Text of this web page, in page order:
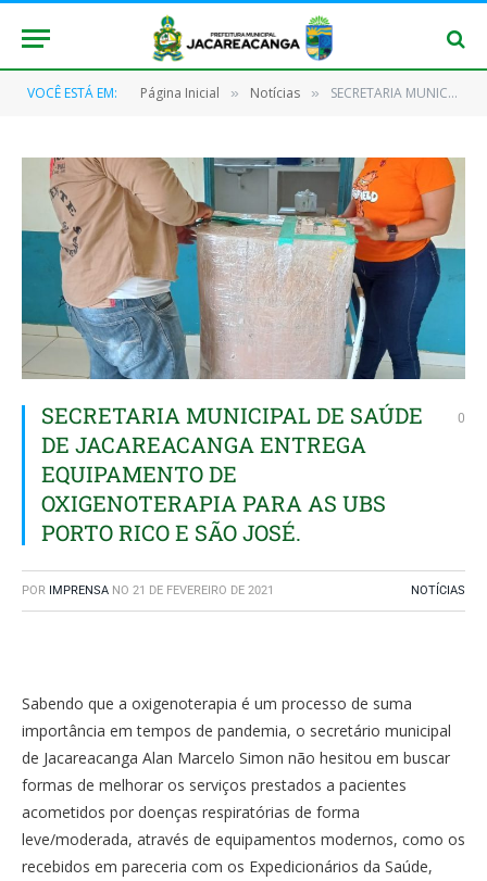
VOCÊ ESTÁ EM: Página Inicial » Notícias » SECRETARIA MUNICIPAL DE SAÚDE DE JACAREACANGA ENTREGA EQUIPAMENTO DE OXIGENOTERAPIA PARA AS UBS PORTO RICO E SÃO JOSÉ.
SECRETARIA MUNICIPAL DE SAÚDE
DE JACAREACANGA ENTREGA
EQUIPAMENTO DE
OXIGENOTERAPIA PARA AS UBS
PORTO RICO E SÃO JOSÉ.
0
POR IMPRENSA NO 21 DE FEVEREIRO DE 2021 NOTÍCIAS
Sabendo que a oxigenoterapia é um processo de suma
importância em tempos de pandemia, o secretário municipal
de Jacareacanga Alan Marcelo Simon não hesitou em buscar
formas de melhorar os serviços prestados a pacientes
acometidos por doenças respiratórias de forma
leve/moderada, através de equipamentos modernos, como os
recebidos em pareceria com os Expedicionários da Saúde,